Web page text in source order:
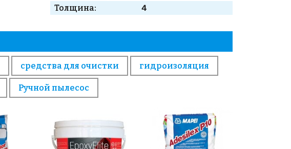
Толщина:
4
средства для очистки гидроизоляция
Ручной пылесос